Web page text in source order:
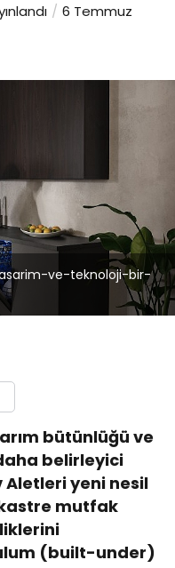
6 Temmuz
ve-teknoloji-bir-
bütünlüğü ve
belirleyici
Aletleri yeni nesil
mutfak
(built-under)